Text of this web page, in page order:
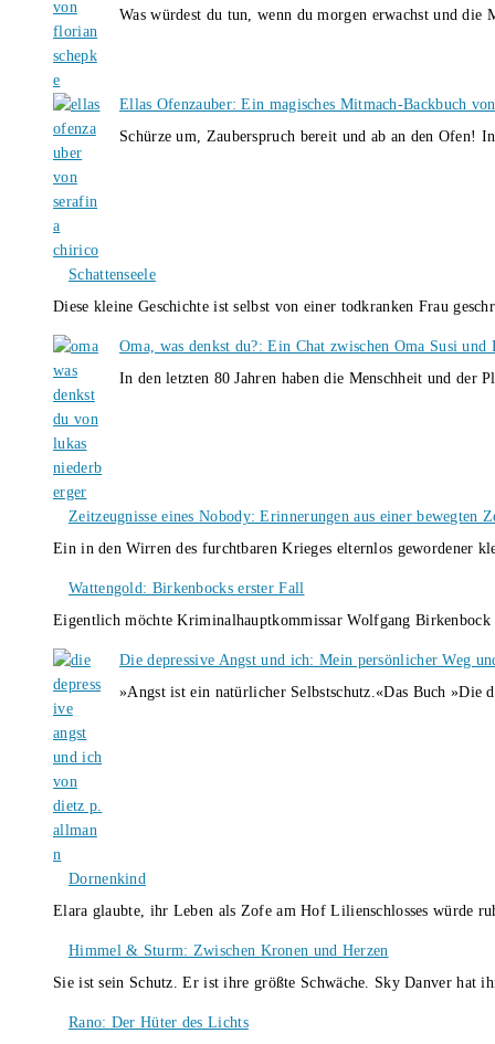
Was würdest du tun, wenn du morgen erwachst und
Ellas Ofenzauber: Ein magisches Mitmach-Backbuch
Schürze um, Zauberspruch bereit und ab an den Ofen!
Schattenseele
Diese kleine Geschichte ist selbst von einer todkranken Frau
Oma, was denkst du?: Ein Chat zwischen Oma Susi
In den letzten 80 Jahren haben die Menschheit und
Zeitzeugnisse eines Nobody: Erinnerungen aus einer bewegten
Ein in den Wirren des furchtbaren Krieges elternlos gewordener
Wattengold: Birkenbocks erster Fall
Eigentlich möchte Kriminalhauptkommissar Wolfgang
Die depressive Angst und ich: Mein persönlicher Weg
»Angst ist ein natürlicher Selbstschutz.«Das Buch
Dornenkind
Elara glaubte, ihr Leben als Zofe am Hof Lilienschlosses würde
Himmel & Sturm: Zwischen Kronen und Herzen
Sie ist sein Schutz. Er ist ihre größte Schwäche. Sky Danver
Rano: Der Hüter des Lichts